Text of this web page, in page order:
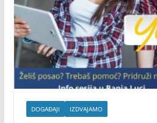
DOGAĐAJI IZDVAJAMO